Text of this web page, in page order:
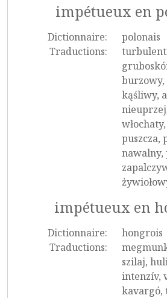
impétueux en
Dictionnaire:
polonais
Traductions:
burzowy,
kąśliwy,
puszcza,
nawalny,
impétueux en
Dictionnaire:
hongrois
Traductions:
szilaj,
intenzív,
kavargó,